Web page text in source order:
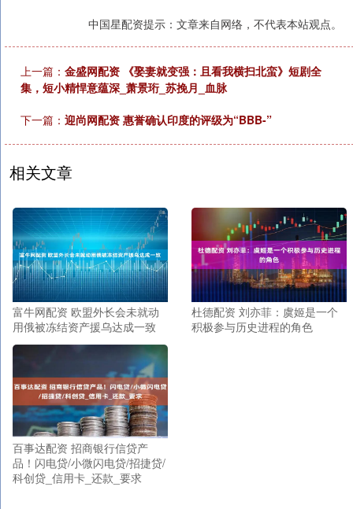
中国星配资提示：文章来自网络，不代表本站观点。
上一篇： 金盛网配资 《娶妻就变强：且看我横扫北蛮》短剧全
集，短小精悍意蕴深_萧景珩_苏挽月_血脉
下一篇： 迎尚网配资 惠誉确认印度的评级为“BBB-”
相关文章
富牛网配资 欧盟外长会未就动
用俄被冻结资产援乌达成一致
杜德配资 刘亦菲：虞姬是一个
积极参与历史进程的角色
百事达配资 招商银行信贷产
品！闪电贷/小微闪电贷/招捷贷/
科创贷_信用卡_还款_要求